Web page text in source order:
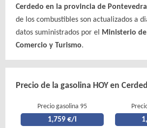
Cerdedo en la provincia de Pontevedra
de los combustibles son actualizados a
datos suministrados por el
Ministerio
Comercio y Turismo.
Precio de la gasolina HOY en
Precio gasolina 95
1,759 €/l